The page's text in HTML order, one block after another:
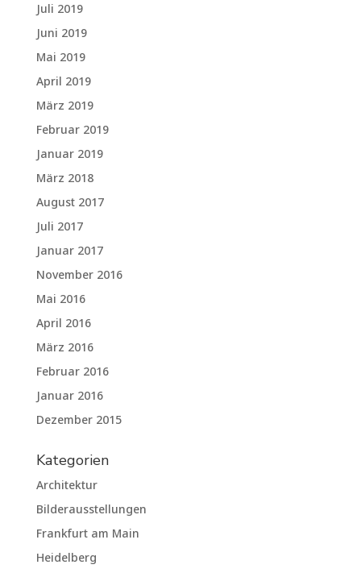
Juli 2019
Juni 2019
Mai 2019
April 2019
März 2019
Februar 2019
Januar 2019
März 2018
August 2017
Juli 2017
Januar 2017
November 2016
Mai 2016
April 2016
März 2016
Februar 2016
Januar 2016
Dezember 2015
Kategorien
Architektur
Bilderausstellungen
Frankfurt am Main
Heidelberg